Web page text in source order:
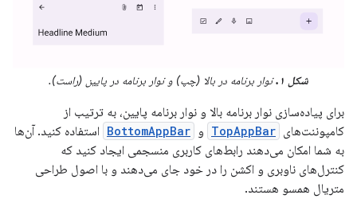
شکل ۱. نوار برنامه در بالا (چپ) و نوار برنامه در پایین (راست).
برای پیاده‌سازی نوار برنامه بالا و نوار برنامه پایین، به ترتیب از
کامپوننت‌های TopAppBar و BottomAppBar استفاده کنید. آن‌ها
به شما امکان می‌دهند رابط‌های کاربری منسجمی ایجاد کنید که
کنترل‌های ناوبری و اکشن را در خود جای می‌دهند و با اصول طراحی
متریال همسو هستند.